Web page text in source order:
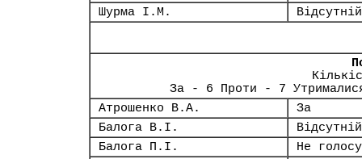
Шурма І.М.
Відсутній
За - 6 Проти - 7
Атрошенко В.А.
За
Балога В.І.
Відсутній
Балога П.І.
Не